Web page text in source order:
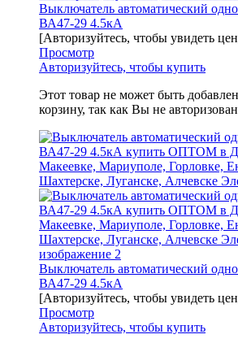
Выключатель автоматический
ВА47-29 4.5кА
[Авторизуйтесь, чтобы увидеть
Просмотр
Авторизуйтесь, чтобы купить
Этот товар не может быть
корзину, так как Вы не
Выключатель автоматический
ВА47-29 4.5кА
[Авторизуйтесь, чтобы увидеть
Просмотр
Авторизуйтесь, чтобы купить